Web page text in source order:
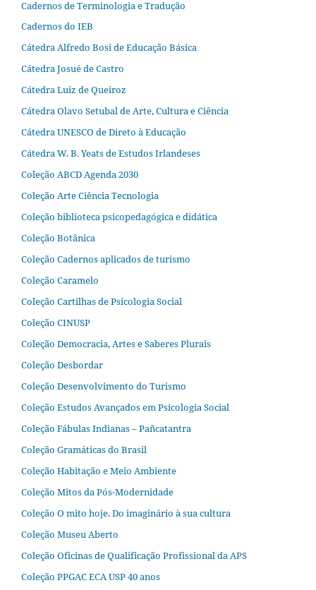
Cadernos de Terminologia e Tradução
Cadernos do IEB
Cátedra Alfredo Bosi de Educação Básica
Cátedra Josué de Castro
Cátedra Luiz de Queiroz
Cátedra Olavo Setubal de Arte, Cultura e Ciência
Cátedra UNESCO de Direto à Educação
Cátedra W. B. Yeats de Estudos Irlandeses
Coleção ABCD Agenda 2030
Coleção Arte Ciência Tecnologia
Coleção biblioteca psicopedagógica e didática
Coleção Botânica
Coleção Cadernos aplicados de turismo
Coleção Caramelo
Coleção Cartilhas de Psicologia Social
Coleção CINUSP
Coleção Democracia, Artes e Saberes Plurais
Coleção Desbordar
Coleção Desenvolvimento do Turismo
Coleção Estudos Avançados em Psicologia Social
Coleção Fábulas Indianas – Pañcatantra
Coleção Gramáticas do Brasil
Coleção Habitação e Meio Ambiente
Coleção Mitos da Pós-Modernidade
Coleção O mito hoje. Do imaginário à sua cultura
Coleção Museu Aberto
Coleção Oficinas de Qualificação Profissional da APS
Coleção PPGAC ECA USP 40 anos